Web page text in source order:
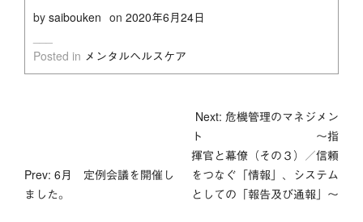
by saibouken on 2020年6月24日
Posted in メンタルヘルスケア
ナ
Prev: 6月 定例会議を開催し
ました。
Next: 危機管理のマネジメン
ト ～指
揮官と幕僚（その３）／信頼
をつなぐ「情報」、システム
としての「報告及び通報」～